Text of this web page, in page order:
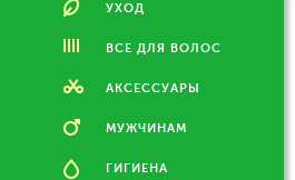
УХОД
ВСЕ ДЛЯ ВОЛОС
АКСЕССУАРЫ
МУЖЧИНАМ
ГИГИЕНА